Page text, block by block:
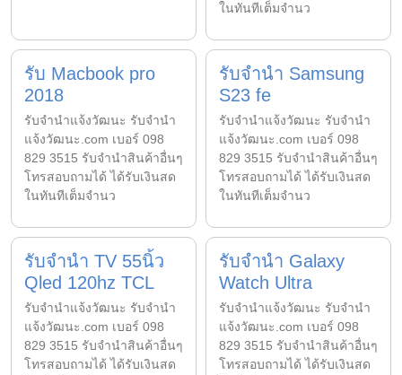
ในทันทีเต็มจำนว
รับ Macbook pro
2018
รับจํานําแจ้งวัฒนะ รับจํานํา
แจ้งวัฒนะ.com เบอร์ 098
829 3515 รับจำนำสินค้าอื่นๆ
โทรสอบถามได้ ได้รับเงินสด
ในทันทีเต็มจำนว
รับจำนำ Samsung
S23 fe
รับจํานําแจ้งวัฒนะ รับจํานํา
แจ้งวัฒนะ.com เบอร์ 098
829 3515 รับจำนำสินค้าอื่นๆ
โทรสอบถามได้ ได้รับเงินสด
ในทันทีเต็มจำนว
รับจำนำ TV 55นิ้ว
Qled 120hz TCL
รับจํานําแจ้งวัฒนะ รับจํานํา
แจ้งวัฒนะ.com เบอร์ 098
829 3515 รับจำนำสินค้าอื่นๆ
โทรสอบถามได้ ได้รับเงินสด
รับจำนำ Galaxy
Watch Ultra
รับจํานําแจ้งวัฒนะ รับจํานํา
แจ้งวัฒนะ.com เบอร์ 098
829 3515 รับจำนำสินค้าอื่นๆ
โทรสอบถามได้ ได้รับเงินสด